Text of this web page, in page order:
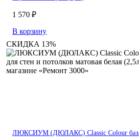
1 570 ₽
В корзину
СКИДКА 13%
ЛЮКСИУМ (ДЮЛАКС) Classic Colour база